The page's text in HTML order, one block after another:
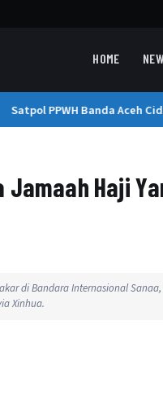
HOME
Satpol PPWH Banda Aceh
Haji
di Bandara Internasional
Xinhua.